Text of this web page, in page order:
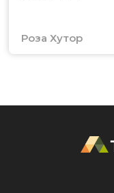
Роза Хутор